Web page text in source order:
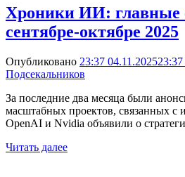
Хроники ИИ: главные
сентябре-октябре 2025
Опубликовано 23:37 04.11.2025
Подсекальников
За последние два месяца были
масштабных проектов, связанных с
OpenAI и Nvidia объявили о
Читать далее